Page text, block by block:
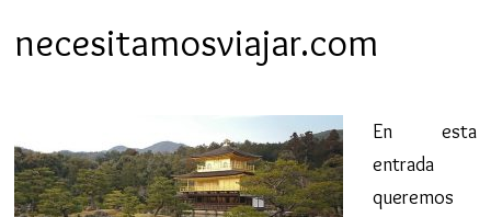
necesitamosviajar.com
En esta
entrada
queremos